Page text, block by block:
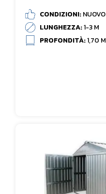
CONDIZIONI:NUOVO
LUNGHEZZA:1-3 M
PROFONDITÀ:1,70 M